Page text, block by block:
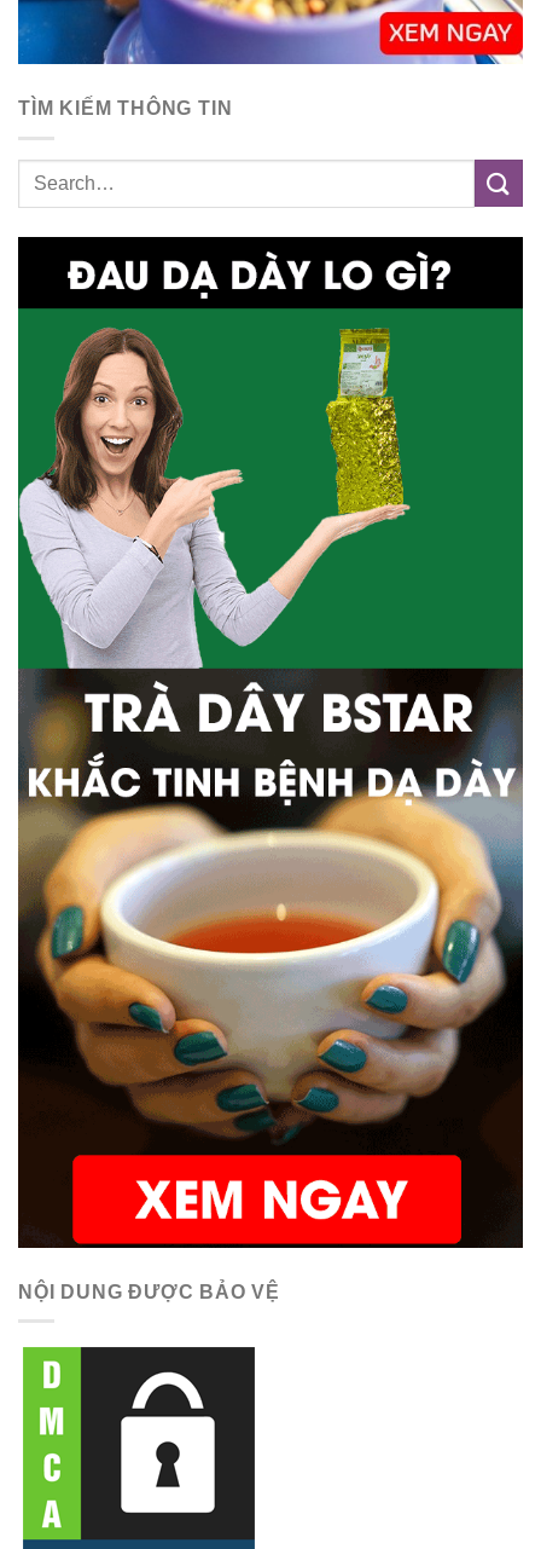
TÌM KIẾM THÔNG TIN
NỘI DUNG ĐƯỢC BẢO VỆ